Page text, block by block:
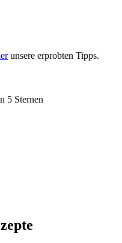
unsere erprobten Tipps.
5 Sternen